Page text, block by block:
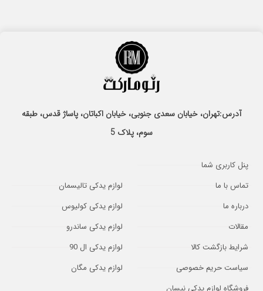
آدرس:تهران، خیابان سعدی جنوبی، خیابان اکباتان، پاساژ قدس، طبقه
سوم، پلاک 5
پنل کاربری شما
تماس با ما
درباره ما
مقالات
شرایط بازگشت کالا
سیاست حریم خصوصی
فروشگاه لوازم یدکی نیسان
لوازم یدکی تالیسمان
لوازم یدکی کولیوس
لوازم یدکی ساندرو
لوازم یدکی ال 90
لوازم یدکی مگان